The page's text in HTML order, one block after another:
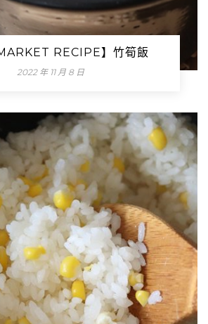
RECIPE】竹筍飯
2022 年 11 月 8 日